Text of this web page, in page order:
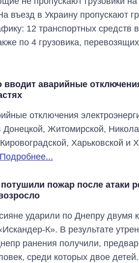
въезд в Украину пропускают
12 транспортных средств
по 4 грузовика,
вводит аварийные
отключения
Житомирской,
Харьковской и
пожар после атаки
ударили по Днепру двумя
К». В результате
ранения получили,
среди которых двое детей.